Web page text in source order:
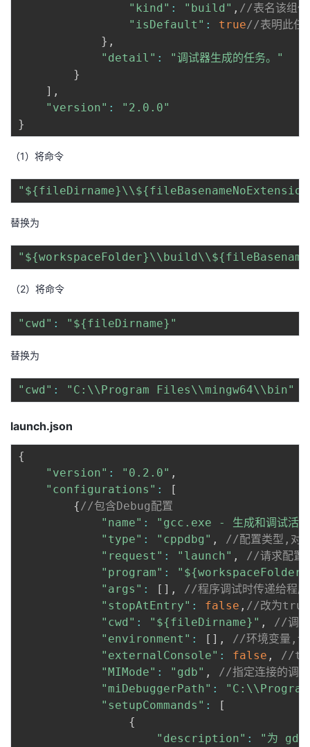
"kind" : "build" , //表名该组任
"isDefault" : true//表明此任
} ,
"detail" :
"调试器生成的任务。"
}
] ,
"version" :
"2.0.0"
}
（1）将命令
替换为
（2）将命令
"cwd" : "${fileDirname}"
替换为
"cwd" : "C:\\Program Files\\mingw64\\bin"
launch.json
{
"version" : "0.2.0" ,
"configurations" :
[
{ //包含Debug配置
"name" :
"gcc.exe - 生成和调试活
"type" : "cppdbg" ,
//配置类型,对
"request" : "launch" ,
//请求配
"program" :
"args" : [ ] ,
//程序调试时传递给程
"stopAtEntry" : false , //改为true
"cwd" : "${fileDirname}" ,
//调试
"environment" : [ ] ,
//环境变量,设
"externalConsole" : false ,
//
"MIMode" : "gdb" ,
//指定连接的调
"miDebuggerPath" :
"setupCommands" :
[
{
"description" :
"为 gdb